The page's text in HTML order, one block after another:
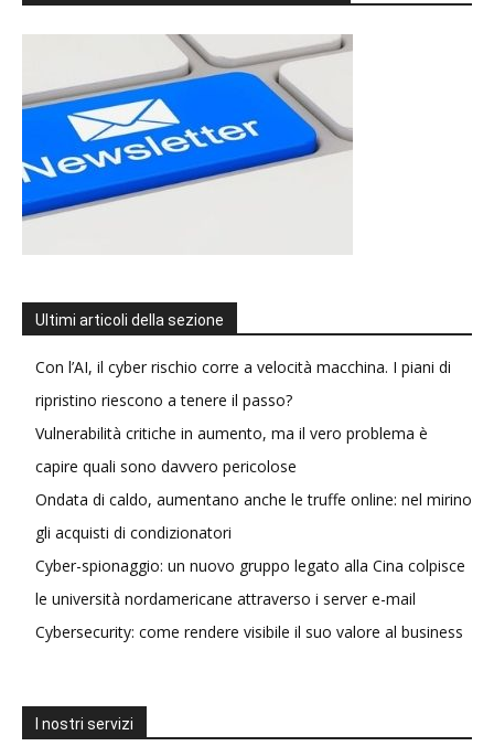
Ultimi articoli della sezione
Con l’AI, il cyber rischio corre a velocità macchina. I piani di
ripristino riescono a tenere il passo?
Vulnerabilità critiche in aumento, ma il vero problema è
capire quali sono davvero pericolose
Ondata di caldo, aumentano anche le truffe online: nel mirino
gli acquisti di condizionatori
Cyber-spionaggio: un nuovo gruppo legato alla Cina colpisce
le università nordamericane attraverso i server e-mail
Cybersecurity: come rendere visibile il suo valore al business
I nostri servizi